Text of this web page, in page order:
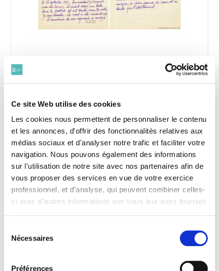
Ce site Web utilise des cookies
Les cookies nous permettent de personnaliser le contenu
et les annonces, d'offrir des fonctionnalités relatives aux
médias sociaux et d'analyser notre trafic et faciliter votre
navigation. Nous pouvons également des informations
sur l'utilisation de notre site avec nos partenaires afin de
vous proposer des services en vue de votre exercice
professionnel, et d'analyse, qui peuvent combiner celles-
ci avec d'autres informations que vous leur avez fournies
continuez à utiliser notre site Web.
Pour en savoir plus sur notre politique de traitement,
Nécessaires
Préférences
Marseille. Son père, François Frank,
d’origine hongroise et furent rapidement
naturalisés. Il a une sœur ainée, Bella,
également née en France.
On ne sait pas à quelle époque la famille
Frank s’installe à Paris ni pourquoi. Mais
assez tôt pour que qu’Emile y fasse ses
études au Lycée Charlemagne.
est inscrit au Tableau le 23 novembre
Affilié au parti radical socialiste, il en